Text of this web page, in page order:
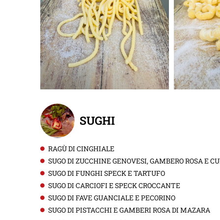
SUGHI
RAGÙ DI CINGHIALE
SUGO DI ZUCCHINE GENOVESI, GAMBERO ROSA E
SUGO DI FUNGHI SPECK E TARTUFO
SUGO DI CARCIOFI E SPECK CROCCANTE
SUGO DI FAVE GUANCIALE E PECORINO
SUGO DI PISTACCHI E GAMBERI ROSA DI MAZARA